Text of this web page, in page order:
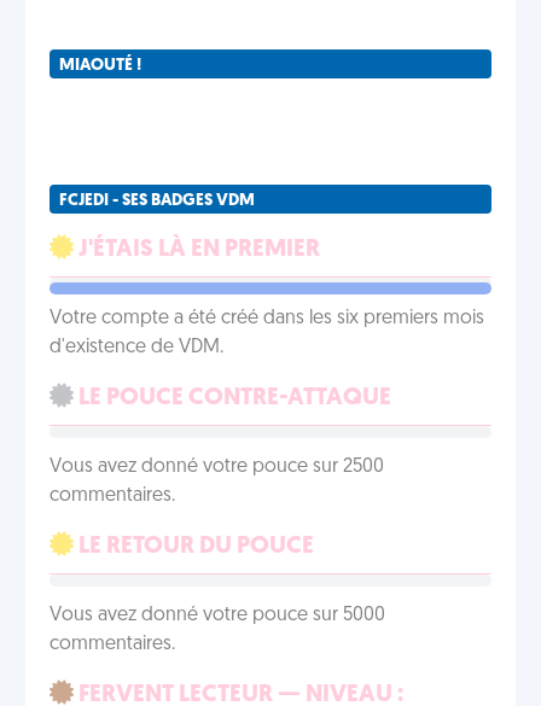
MIAOUTÉ !
FCJEDI - SES BADGES VDM
J'ÉTAIS LÀ EN PREMIER
Votre compte a été créé dans les six premiers mois
d'existence de VDM.
LE POUCE CONTRE-ATTAQUE
Vous avez donné votre pouce sur 2500
commentaires.
LE RETOUR DU POUCE
Vous avez donné votre pouce sur 5000
commentaires.
FERVENT LECTEUR — NIVEAU :